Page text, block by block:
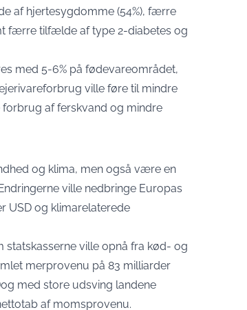
af hjertesygdomme (54%), færre
færre tilfælde af type 2-diabetes og
med 5-6% på fødevareområdet,
ville føre til mindre
af ferskvand og mindre
og klima, men også være en
ville nedbringe Europas
USD og klimarelaterede
ville opnå fra kød- og
merprovenu på 83 milliarder
med store udsving landene
af momsprovenu.